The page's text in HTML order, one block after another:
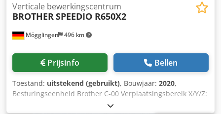
Mögglingen 496 km
Verticale bewerkingscentrum
BROTHER SPEEDIO R650X2
Prijsinfo Bellen
Toestand: uitstekend (gebruikt), Bouwjaar: 2020,
Besturingseenheid Brother C-00 Verplaatsingsbereik X/Y/Z:
650 x 400 x 435 mm Dubbele palletwisselaar 800 x 400 mm